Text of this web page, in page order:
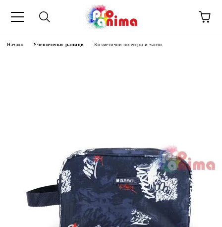
Начало Ученически раници Kозметични несесери и чанти